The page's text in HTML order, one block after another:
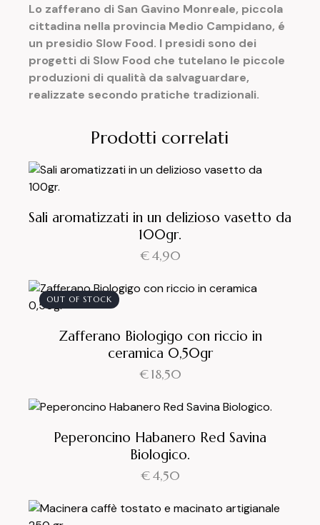
Lo zafferano di San Gavino Monreale, piccola
cittadina nella provincia Medio Campidano, é
un presidio Slow Food. I presidi sono dei
progetti di Slow Food che tutelano le piccole
produzioni di qualità da salvaguardare,
realizzate secondo pratiche tradizionali.
Prodotti correlati
Sali aromatizzati in un delizioso vasetto da
100gr.
€4,90
OUT OF STOCK
Zafferano Biologigo con riccio in
ceramica 0,50gr
€18,50
Peperoncino Habanero Red Savina
Biologico.
€4,50